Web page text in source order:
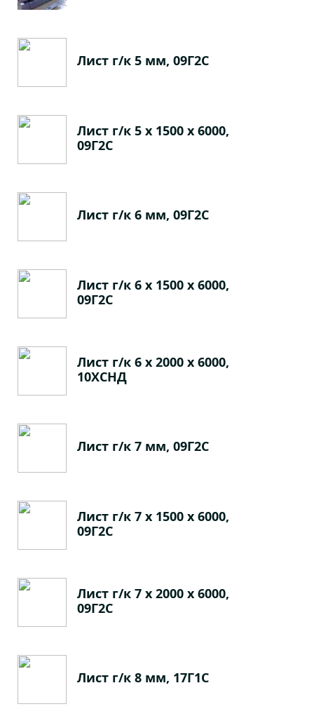
Лист г/к 5 мм, 09Г2С
Лист г/к 5 х 1500 х 6000,
09Г2С
Лист г/к 6 мм, 09Г2С
Лист г/к 6 х 1500 х 6000,
09Г2С
Лист г/к 6 х 2000 х 6000,
10ХСНД
Лист г/к 7 мм, 09Г2С
Лист г/к 7 х 1500 х 6000,
09Г2С
Лист г/к 7 х 2000 х 6000,
09Г2С
Лист г/к 8 мм, 17Г1С